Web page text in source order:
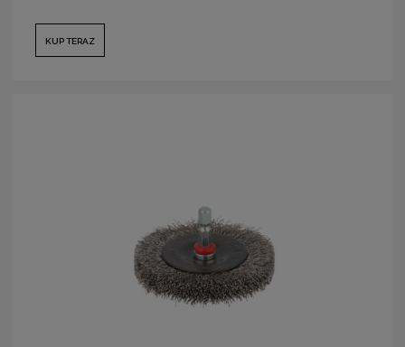
KUP TERAZ